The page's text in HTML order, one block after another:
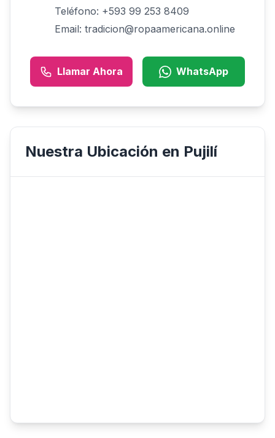
Teléfono: +593 99 253 8409
Email: tradicion@ropaamericana.online
Llamar Ahora WhatsApp
Nuestra Ubicación en Pujilí